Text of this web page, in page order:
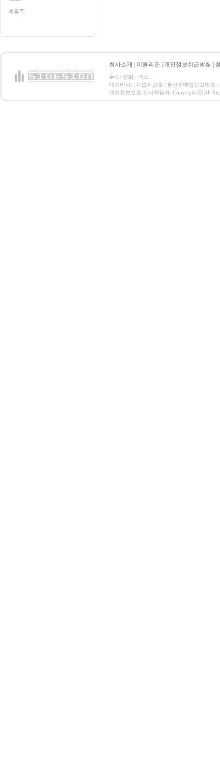
예금주:
회사소개 이용약관 개인정보취급방침
주소: 전화 : 팩스 :
대표이사: | 사업자번호 | 통신판매업신고번호 :
개인정보보호 관리책임자: Copyright ⓒ All